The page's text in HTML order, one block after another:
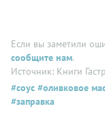
Если вы заметили
сообщите нам.
Источник: Книги
#соус #оливковое
#заправка